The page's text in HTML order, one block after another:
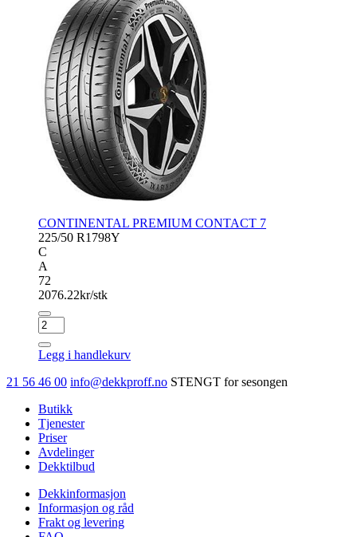
CONTINENTAL PREMIUM CONTACT 7
225/50 R1798Y
C
A
72
2076.22kr/stk
CONTINENTAL
PREMIUM
CONTACT
antall
Legg i handlekurv
21 56 46 00 info@dekkproff.no STENGT for sesongen
Butikk
Tjenester
Priser
Avdelinger
Dekktilbud
Dekkinformasjon
Informasjon og råd
Frakt og levering